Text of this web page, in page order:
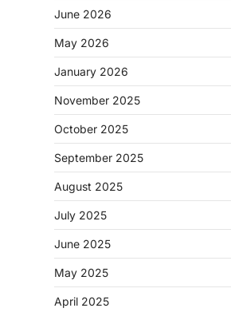
June 2026
May 2026
January 2026
November 2025
October 2025
September 2025
August 2025
July 2025
June 2025
May 2025
April 2025
CHHATTISGARH
CG: 1 से 19 वर्ष तक के
जाएगी एल्बेंडाजोल
More Khabar
रायपुर। राष्ट्रीय कृमि मुक्ति
CHHATTISGARH